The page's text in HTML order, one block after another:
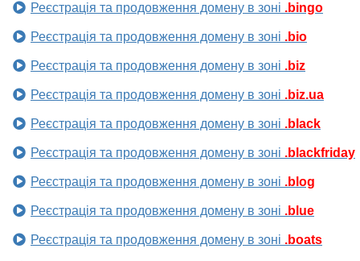
Реєстрація та продовження домену в зоні .bingo
Реєстрація та продовження домену в зоні .bio
Реєстрація та продовження домену в зоні .biz
Реєстрація та продовження домену в зоні .biz.ua
Реєстрація та продовження домену в зоні .black
Реєстрація та продовження домену в зоні .blackfriday
Реєстрація та продовження домену в зоні .blog
Реєстрація та продовження домену в зоні .blue
Реєстрація та продовження домену в зоні .boats